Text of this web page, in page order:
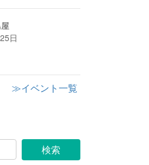
日
≫イベント一覧